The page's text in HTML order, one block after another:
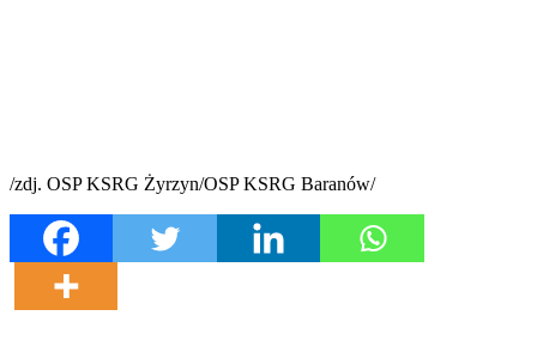
/zdj. OSP KSRG Żyrzyn/OSP KSRG Baranów/